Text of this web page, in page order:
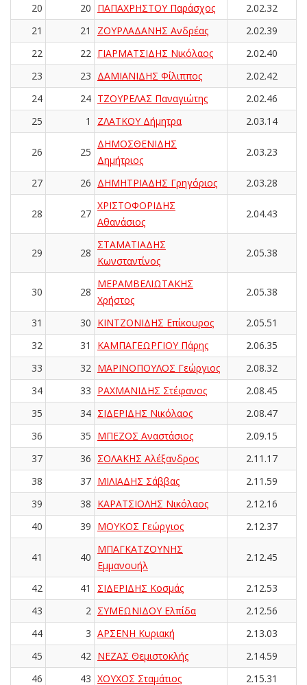
20 20 ΠΑΠΑΧΡΗΣΤΟΥ Παράσχος
2.02.32
21
21 ΖΟΥΡΛΑΔΑΝΗΣ Ανδρέας
2.02.39
22
22 ΓΙΑΡΜΑΤΣΙΔΗΣ Νικόλαος
2.02.40
23
23 ΔΑΜΙΑΝΙΔΗΣ Φίλιππος
2.02.42
24
24 ΤΖΟΥΡΕΛΑΣ Παναγιώτης
2.02.46
25
1 ΖΛΑΤΚΟΥ Δήμητρα 2.03.14
26 25
ΔΗΜΟΣΘΕΝΙΔΗΣ
Δημήτριος
2.03.23
27 26 ΔΗΜΗΤΡΙΑΔΗΣ Γρηγόριος 2.03.28
28 27
ΧΡΙΣΤΟΦΟΡΙΔΗΣ
Αθανάσιος
2.04.43
29 28
ΣΤΑΜΑΤΙΑΔΗΣ
Κωνσταντίνος
2.05.38
30 28
ΜΕΡΑΜΒΕΛΙΩΤΑΚΗΣ
Χρήστος
2.05.38
31 30 ΚΙΝΤΖΟΝΙΔΗΣ Επίκουρος
2.05.51
32
31 ΚΑΜΠΑΓΕΩΡΓΙΟΥ Πάρης
2.06.35
33
32 ΜΑΡΙΝΟΠΟΥΛΟΣ Γεώργιος
2.08.32
34
33 ΡΑΧΜΑΝΙΔΗΣ Στέφανος
2.08.45
35
34 ΣΙΔΕΡΙΔΗΣ Νικόλαος
2.08.47
36
35 ΜΠΕΖΟΣ Αναστάσιος
2.09.15
37
36 ΣΟΛΑΚΗΣ Αλέξανδρος
2.11.17
38
37 ΜΙΛΙΑΔΗΣ Σάββας
2.11.59
39
38 ΚΑΡΑΤΣΙΟΛΗΣ Νικόλαος
2.12.16
40
39 ΜΟΥΚΟΣ Γεώργιος 2.12.37
41 40
ΜΠΑΓΚΑΤΖΟΥΝΗΣ
Εμμανουήλ
2.12.45
42 41 ΣΙΔΕΡΙΔΗΣ Κοσμάς
2.12.53
43
2 ΣΥΜΕΩΝΙΔΟΥ Ελπίδα
2.12.56
44
3 ΑΡΣΕΝΗ Κυριακή
2.13.03
45
42 ΝΕΖΑΣ Θεμιστοκλής
2.14.59
46
43 ΧΟΥΧΟΣ Σταμάτιος 2.15.31